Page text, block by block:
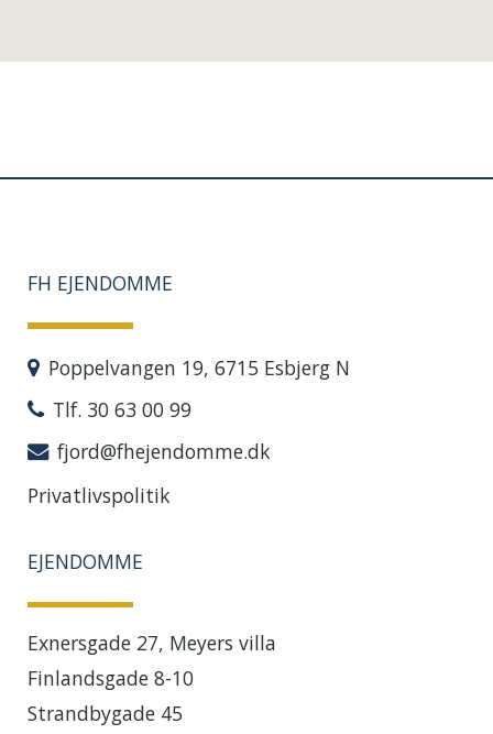
FH EJENDOMME
Poppelvangen 19, 6715 Esbjerg N
Tlf. 30 63 00 99
fjord@fhejendomme.dk
Privatlivspolitik
EJENDOMME
Exnersgade 27, Meyers villa
Finlandsgade 8-10
Strandbygade 45